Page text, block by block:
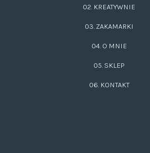
02. KREATYWNIE
03. ZAKAMARKI
04. O MNIE
05. SKLEP
06. KONTAKT